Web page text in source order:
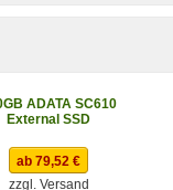
ADATA SC610
External SSD
ab 79,52 €
zzgl. Versand